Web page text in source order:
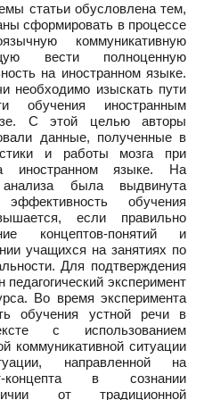
статьи обусловлена тем,
сформировать в процессе
коммуникативную
вести полноценную
на иностранном языке.
необходимо изыскать пути
обучения иностранным
С этой целью авторы
данные, полученные в
и работы мозга при
иностранном языке. На
анализа была выдвинута
обучения
если правильно
концептов-понятий и
учащихся на занятиях по
Для подтверждения
эксперимент
Во время эксперимента
обучения устной речи в
с использованием
коммуникативной ситуации
направленной на
концепта в сознании
от традиционной